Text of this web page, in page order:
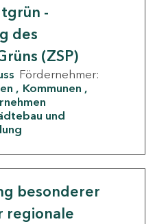
-
des
(ZSP)
Fördernehmer:
Kommunen
und
besonderer
regionale